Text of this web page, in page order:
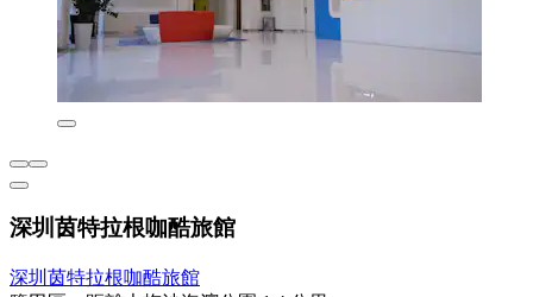
深圳茵特拉根咖酷旅館
深圳茵特拉根咖酷旅館